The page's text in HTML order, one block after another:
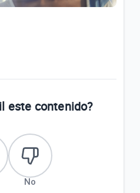
este contenido?
No